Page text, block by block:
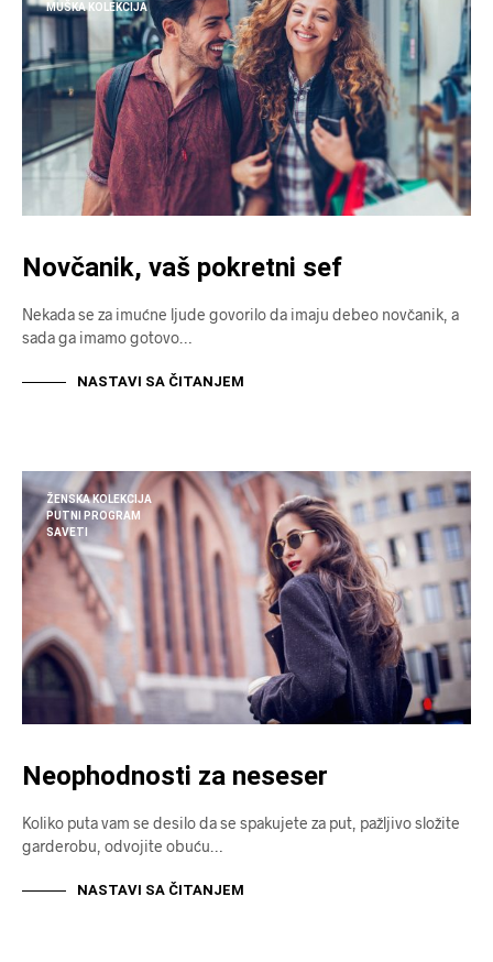
MUŠKA KOLEKCIJA
Novčanik, vaš pokretni sef
Nekada se za imućne ljude govorilo da imaju debeo novčanik, a
sada ga imamo gotovo…
NASTAVI SA ČITANJEM
ŽENSKA KOLEKCIJA
PUTNI PROGRAM
SAVETI
Neophodnosti za neseser
Koliko puta vam se desilo da se spakujete za put, pažljivo složite
garderobu, odvojite obuću…
NASTAVI SA ČITANJEM